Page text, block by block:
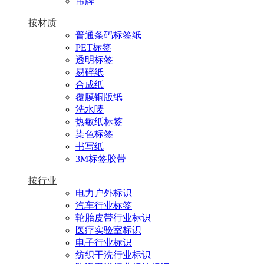
按材质
普通条码标签纸
PET标签
透明标签
易碎纸
合成纸
覆膜铜版纸
洗水唛
热敏纸标签
染色标签
书写纸
3M标签胶带
按行业
电力户外标识
汽车行业标签
轮胎皮带行业标识
医疗实验室标识
电子行业标识
纺织干洗行业标识